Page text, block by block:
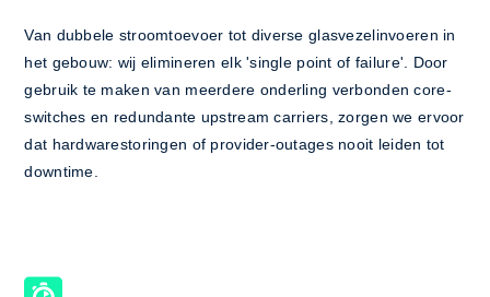
Van dubbele stroomtoevoer tot diverse glasvezelinvoeren in
het gebouw: wij elimineren elk 'single point of failure'. Door
gebruik te maken van meerdere onderling verbonden core-
switches en redundante upstream carriers, zorgen we ervoor
dat hardwarestoringen of provider-outages nooit leiden tot
downtime.